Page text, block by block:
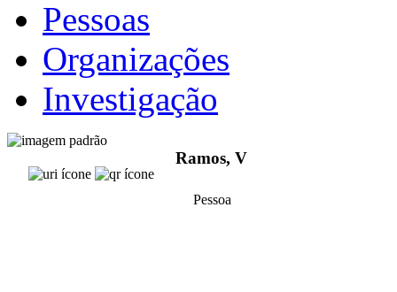
Pessoas
Organizações
Investigação
Ramos, V
Pessoa